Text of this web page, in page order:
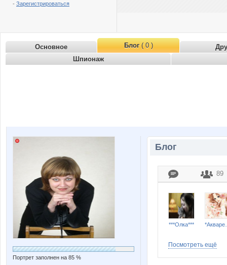
- Зарегистрироваться
Основное Блог( 0 )
Шпионаж
Портрет заполнен на 85 %
Блог
89
***Олка***
Посмотреть ещё